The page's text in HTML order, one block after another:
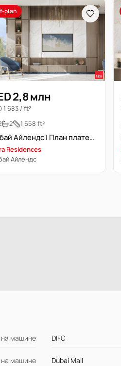
plan
2,8 млн
1 683 / ft²
2 1 658 ft²
Дубай Айлендс | План платежей 50/50 | Полностью меблирована
Residences
Айлендс
на машине DIFC
на машине Dubai Mall